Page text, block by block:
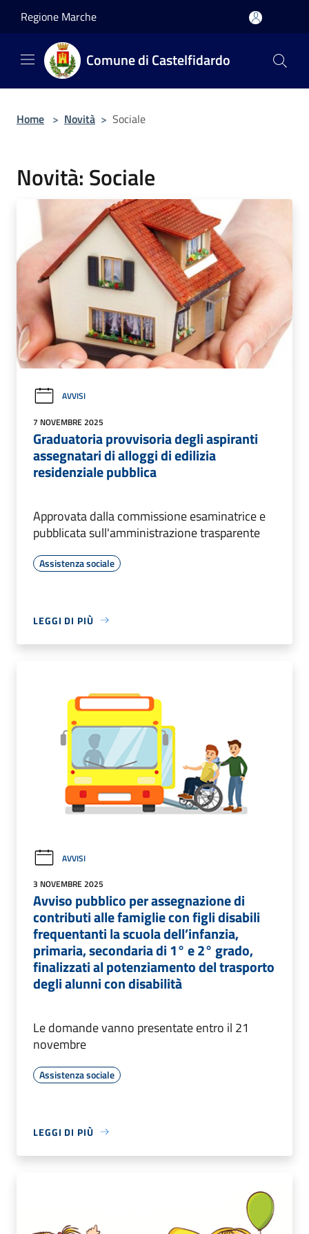
Regione Marche
Comune di Castelfidardo
Home > Novità > Sociale
Novità: Sociale
AVVISI
7 NOVEMBRE 2025
Graduatoria provvisoria degli aspiranti
assegnatari di alloggi di edilizia
residenziale pubblica
Approvata dalla commissione esaminatrice e
pubblicata sull'amministrazione trasparente
Assistenza sociale
LEGGI DI PIÙ
AVVISI
3 NOVEMBRE 2025
Avviso pubblico per assegnazione di
contributi alle famiglie con figli disabili
frequentanti la scuola dell’infanzia,
primaria, secondaria di 1° e 2° grado,
finalizzati al potenziamento del trasporto
degli alunni con disabilità
Le domande vanno presentate entro il 21
novembre
Assistenza sociale
LEGGI DI PIÙ